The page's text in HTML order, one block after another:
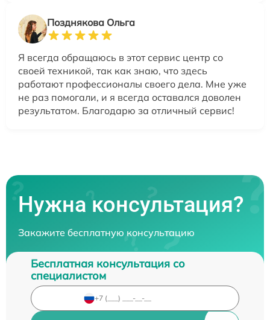
Позднякова Ольга
Я всегда обращаюсь в этот сервис центр со
своей техникой, так как знаю, что здесь
работают профессионалы своего дела. Мне уже
не раз помогали, и я всегда оставался доволен
результатом. Благодарю за отличный сервис!
Нужна консультация?
Закажите бесплатную консультацию
Бесплатная консультация со
специалистом